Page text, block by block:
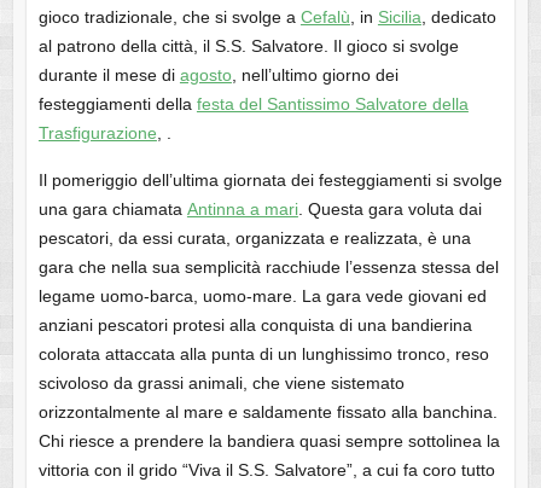
gioco tradizionale, che si svolge a Cefalù , in Sicilia , dedicato
al patrono della città, il S.S. Salvatore. Il gioco si svolge
durante il mese di agosto, nell’ultimo giorno dei
festeggiamenti della festa del Santissimo Salvatore della
Trasfigurazione
Il pomeriggio dell’ultima giornata dei festeggiamenti si svolge
una gara chiamata Antinna a mari. Questa gara voluta dai
pescatori, da essi curata, organizzata e realizzata, è una
gara che nella sua semplicità racchiude l’essenza stessa del
legame uomo-barca, uomo-mare. La gara vede giovani ed
anziani pescatori protesi alla conquista di una bandierina
colorata attaccata alla punta di un lunghissimo tronco, reso
scivoloso da grassi animali, che viene sistemato
orizzontalmente al mare e saldamente fissato alla banchina.
Chi riesce a prendere la bandiera quasi sempre sottolinea la
vittoria con il grido “Viva il S.S. Salvatore”, a cui fa coro tutto